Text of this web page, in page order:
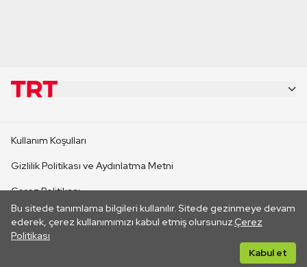
Bu sitede tanımlama bilgileri kullanılır. Sitede gezinmeye devam
ederek, çerez kullanımımızı kabul etmiş olursunuz.Çerez
Politikası
Kabul et
CANLI YAYINLAR
Kullanım Koşulları
Gizlilik Politikası ve Aydınlatma Metni
Çerez Politikası
İletişim
Her hakkı saklıdır. ©2026 TRT. Bağlantı yoluyla gidilen dış